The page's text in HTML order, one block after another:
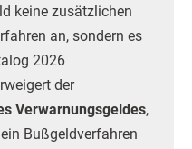
keine zusätzlichen
an, sondern es
2026
der
Verwarnungsgeldes,
Bußgeldverfahren